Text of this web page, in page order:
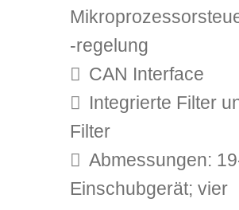
-regelung
CAN Interface
Integrierte Filter
Filter
Abmessungen:
Einschubgerät; vier